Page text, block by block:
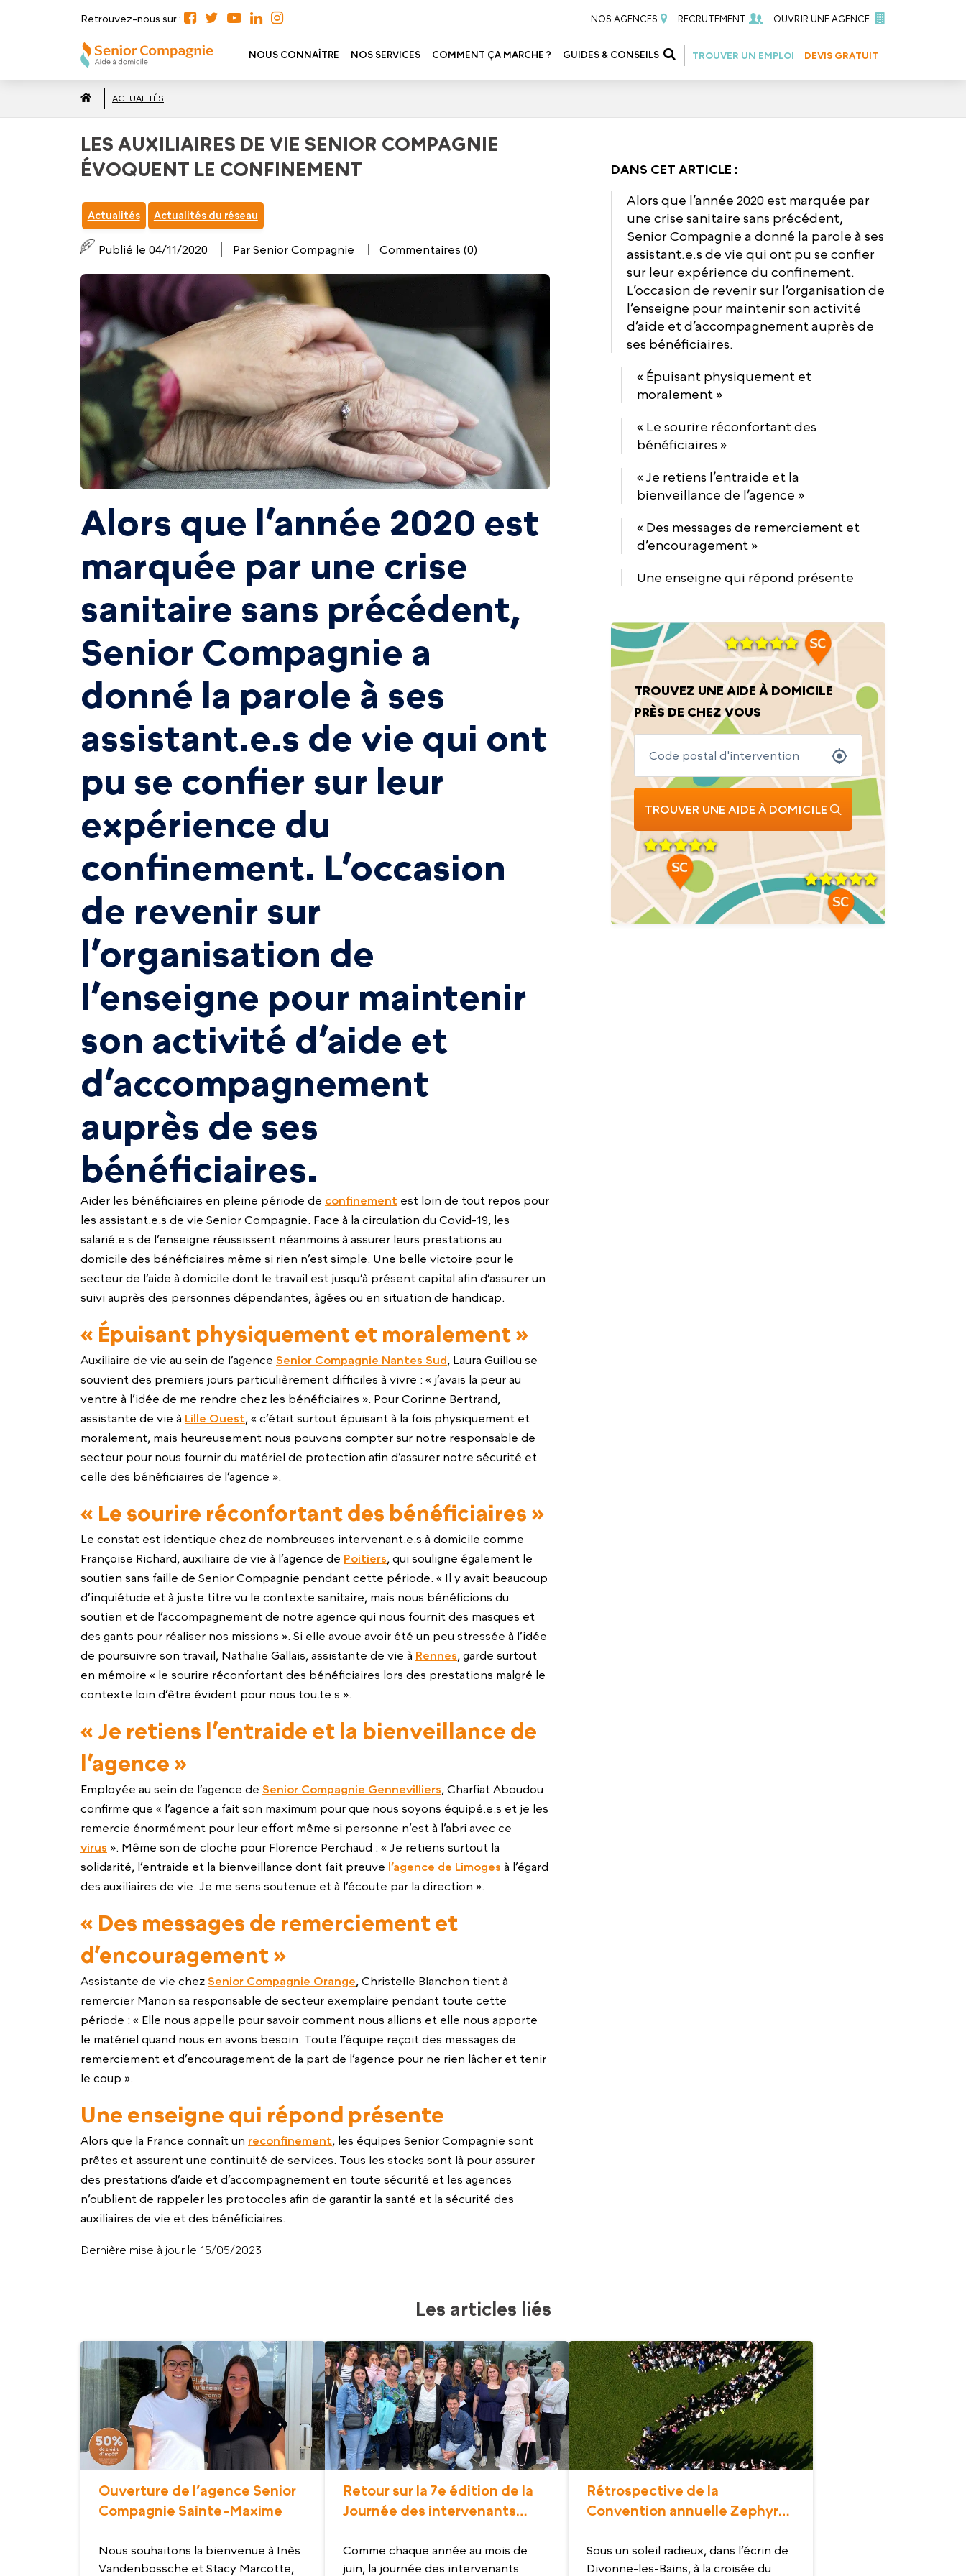
Retrouvez-nous sur : NOS AGENCES RECRUTEMENT OUVRIR UNE AGENCE
NOUS CONNAÎTRE NOS SERVICES COMMENT ÇA MARCHE ? GUIDES & CONSEILS TROUVER UN EMPLOI DEVIS GRATUIT
ACTUALITÉS
LES AUXILIAIRES DE VIE SENIOR COMPAGNIE
ÉVOQUENT LE CONFINEMENT
Actualités Actualités du réseau
Publié le 04/11/2020 Par Senior Compagnie Commentaires (0)
Alors que l’année 2020 est
marquée par une crise
sanitaire sans précédent,
Senior Compagnie a
donné la parole à ses
assistant.e.s de vie qui ont
pu se confier sur leur
expérience du
confinement. L’occasion
de revenir sur
l’organisation de
l’enseigne pour maintenir
son activité d’aide et
d’accompagnement
auprès de ses
bénéficiaires.
Aider les bénéficiaires en pleine période de confinement est loin de tout repos pour
les assistant.e.s de vie Senior Compagnie. Face à la circulation du Covid-19, les
salarié.e.s de l’enseigne réussissent néanmoins à assurer leurs prestations au
domicile des bénéficiaires même si rien n’est simple. Une belle victoire pour le
secteur de l’aide à domicile dont le travail est jusqu’à présent capital afin d’assurer un
suivi auprès des personnes dépendantes, âgées ou en situation de handicap.
« Épuisant physiquement et moralement »
Auxiliaire de vie au sein de l’agence Senior Compagnie Nantes Sud, Laura Guillou se
souvient des premiers jours particulièrement difficiles à vivre : « j’avais la peur au
ventre à l’idée de me rendre chez les bénéficiaires ». Pour Corinne Bertrand,
assistante de vie à Lille Ouest, « c’était surtout épuisant à la fois physiquement et
moralement, mais heureusement nous pouvons compter sur notre responsable de
secteur pour nous fournir du matériel de protection afin d’assurer notre sécurité et
celle des bénéficiaires de l’agence ».
« Le sourire réconfortant des bénéficiaires »
Le constat est identique chez de nombreuses intervenant.e.s à domicile comme
Françoise Richard, auxiliaire de vie à l’agence de Poitiers, qui souligne également le
soutien sans faille de Senior Compagnie pendant cette période. « Il y avait beaucoup
d’inquiétude et à juste titre vu le contexte sanitaire, mais nous bénéficions du
soutien et de l’accompagnement de notre agence qui nous fournit des masques et
des gants pour réaliser nos missions ». Si elle avoue avoir été un peu stressée à l’idée
de poursuivre son travail, Nathalie Gallais, assistante de vie à Rennes, garde surtout
en mémoire « le sourire réconfortant des bénéficiaires lors des prestations malgré le
contexte loin d’être évident pour nous tou.te.s ».
« Je retiens l’entraide et la bienveillance de
l’agence »
Employée au sein de l’agence de Senior Compagnie Gennevilliers, Charfiat Aboudou
confirme que « l’agence a fait son maximum pour que nous soyons équipé.e.s et je les
remercie énormément pour leur effort même si personne n’est à l’abri avec ce
virus ». Même son de cloche pour Florence Perchaud : « Je retiens surtout la
solidarité, l’entraide et la bienveillance dont fait preuve l’agence de Limoges à l’égard
des auxiliaires de vie. Je me sens soutenue et à l’écoute par la direction ».
« Des messages de remerciement et
d’encouragement »
Assistante de vie chez Senior Compagnie Orange, Christelle Blanchon tient à
remercier Manon sa responsable de secteur exemplaire pendant toute cette
période : « Elle nous appelle pour savoir comment nous allions et elle nous apporte
le matériel quand nous en avons besoin. Toute l’équipe reçoit des messages de
remerciement et d’encouragement de la part de l’agence pour ne rien lâcher et tenir
le coup ».
Une enseigne qui répond présente
Alors que la France connaît un reconfinement, les équipes Senior Compagnie sont
prêtes et assurent une continuité de services. Tous les stocks sont là pour assurer
des prestations d’aide et d’accompagnement en toute sécurité et les agences
n’oublient de rappeler les protocoles afin de garantir la santé et la sécurité des
auxiliaires de vie et des bénéficiaires.
Dernière mise à jour le 15/05/2023
DANS CET ARTICLE :
Alors que l’année 2020 est marquée par
une crise sanitaire sans précédent,
Senior Compagnie a donné la parole à ses
assistant.e.s de vie qui ont pu se confier
sur leur expérience du confinement.
L’occasion de revenir sur l’organisation de
l’enseigne pour maintenir son activité
d’aide et d’accompagnement auprès de
ses bénéficiaires.
« Épuisant physiquement et
moralement »
« Le sourire réconfortant des
bénéficiaires »
« Je retiens l’entraide et la
bienveillance de l’agence »
« Des messages de remerciement et
d’encouragement »
Une enseigne qui répond présente
TROUVEZ UNE AIDE À DOMICILE
PRÈS DE CHEZ VOUS
TROUVER UNE AIDE À DOMICILE
Les articles liés
Ouverture de l’agence Senior
Compagnie Sainte-Maxime
Nous souhaitons la bienvenue à Inès
Vandenbossche et Stacy Marcotte,
Retour sur la 7e édition de la
Journée des intervenants
Comme chaque année au mois de
juin, la journée des intervenants
Rétrospective de la
Convention annuelle Zephyr
Sous un soleil radieux, dans l’écrin de
Divonne-les-Bains, à la croisée du